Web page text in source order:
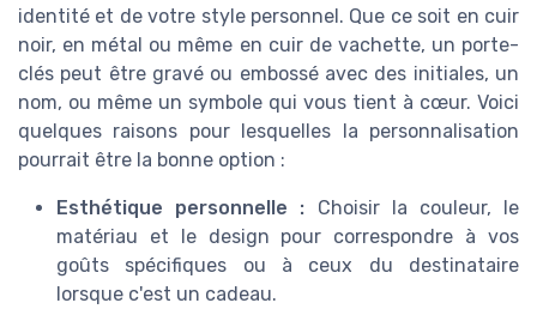
identité et de votre style personnel. Que ce soit en cuir
noir, en métal ou même en cuir de vachette, un porte-
clés peut être gravé ou embossé avec des initiales, un
nom, ou même un symbole qui vous tient à cœur. Voici
quelques raisons pour lesquelles la personnalisation
pourrait être la bonne option :
Esthétique personnelle : Choisir la couleur, le
matériau et le design pour correspondre à vos
goûts spécifiques ou à ceux du destinataire
lorsque c'est un cadeau.